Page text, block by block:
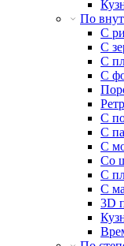
По
С
С
С
С
С
С
С
Со
С
С
3D